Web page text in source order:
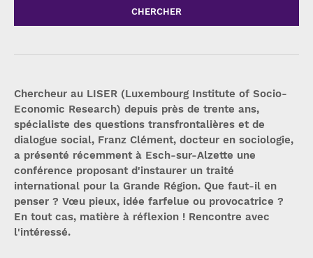
Chercheur au LISER (Luxembourg Institute of Socio-
Economic Research) depuis près de trente ans,
spécialiste des questions transfrontalières et de
dialogue social, Franz Clément, docteur en sociologie,
a présenté récemment à Esch-sur-Alzette une
conférence proposant d'instaurer un traité
international pour la Grande Région. Que faut-il en
penser ? Vœu pieux, idée farfelue ou provocatrice ?
En tout cas, matière à réflexion ! Rencontre avec
l'intéressé.
CHERCHER